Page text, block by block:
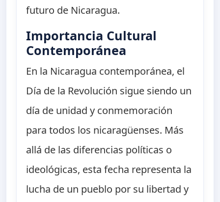
futuro de Nicaragua.
Importancia Cultural
Contemporánea
En la Nicaragua contemporánea, el
Día de la Revolución sigue siendo un
día de unidad y conmemoración
para todos los nicaragüenses. Más
allá de las diferencias políticas o
ideológicas, esta fecha representa la
lucha de un pueblo por su libertad y